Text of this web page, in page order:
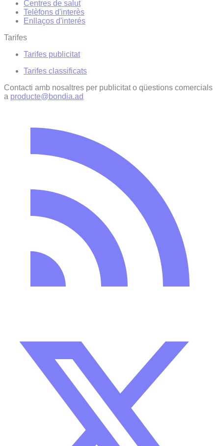
Centres de salut
Telèfons d'interès
Enllaços d'interés
Tarifes
Tarifes publicitat
Tarifes classificats
Contacti amb nosaltres per publicitat o qüestions comercials
a producte@bondia.ad